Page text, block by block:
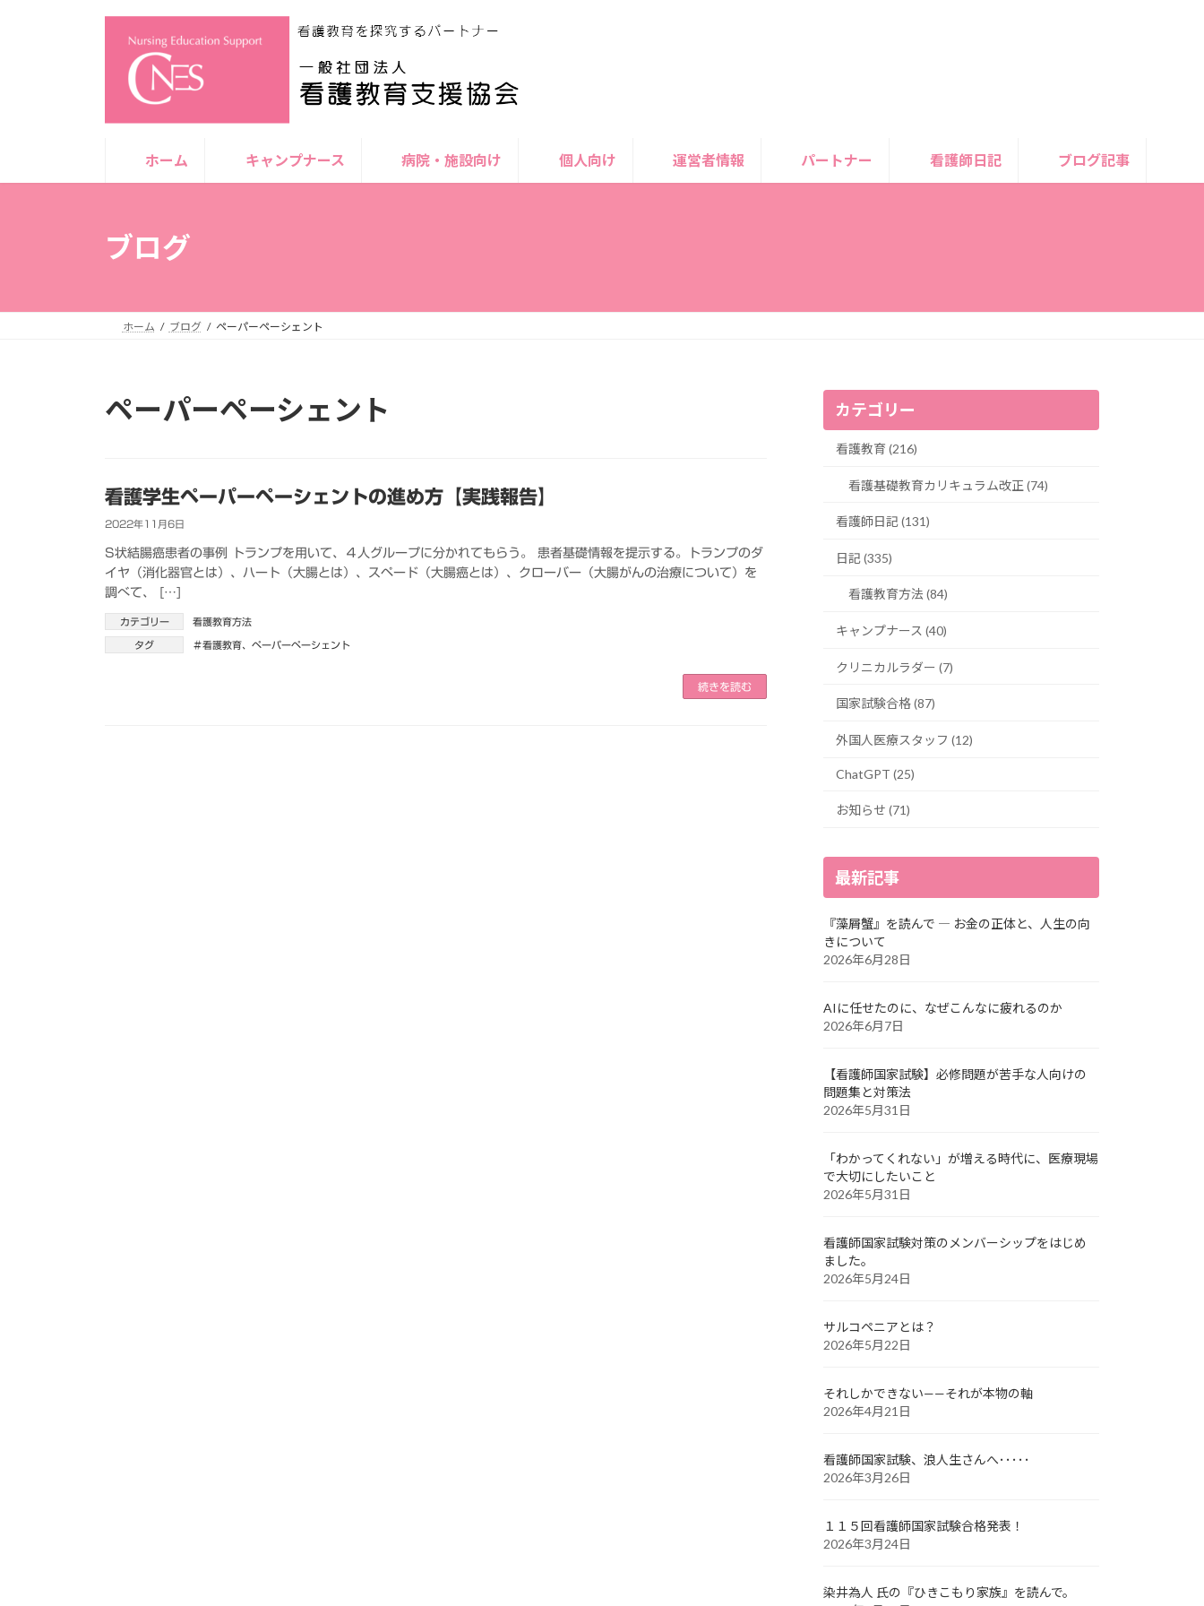
ッ
移
ホーム キャンプナース 病院・施設向け 個人向け 運営者情報 パートナー 看護師日記 ブログ記事
ブログ
ホーム ブログ ペーパーペーシェント
ペーパーペーシェント
看護学生ペーパーペーシェントの進め方【実践報告】
2022年11月6日
S状結腸癌患者の事例 トランプを用いて、４人グループに分かれてもらう。 患者基礎情報を提示する。トランプのダ
イヤ（消化器官とは）、ハート（大腸とは）、スペード（大腸癌とは）、クローバー（大腸がんの治療について）を
調べて、 […]
カテゴリー 看護教育方法
タグ ＃看護教育 ペーパーペーシェント
続きを読む
カテゴリー
看護教育 (216)
看護基礎教育カリキュラム改正 (74)
看護師日記 (131)
日記 (335)
看護教育方法 (84)
キャンプナース (40)
クリニカルラダー (7)
国家試験合格 (87)
外国人医療スタッフ (12)
ChatGPT (25)
お知らせ (71)
最新記事
『藻屑蟹』を読んで ― お金の正体と、人生の向
きについて
2026年6月28日
AIに任せたのに、なぜこんなに疲れるのか
2026年6月7日
【看護師国家試験】必修問題が苦手な人向けの
問題集と対策法
2026年5月31日
「わかってくれない」が増える時代に、医療現場
で大切にしたいこと
2026年5月31日
看護師国家試験対策のメンバーシップをはじめ
ました。
2026年5月24日
サルコペニアとは？
2026年5月22日
それしかできない——それが本物の軸
2026年4月21日
看護師国家試験、浪人生さんへ･････
2026年3月26日
１１５回看護師国家試験合格発表！
2026年3月24日
染井為人 氏の『ひきこもり家族』を読んで。